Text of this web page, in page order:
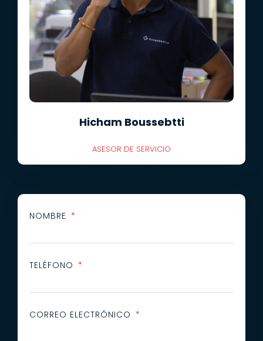
Hicham Boussebtti
ASESOR DE SERVICIO
NOMBRE
TELÉFONO
CORREO ELECTRÓNICO